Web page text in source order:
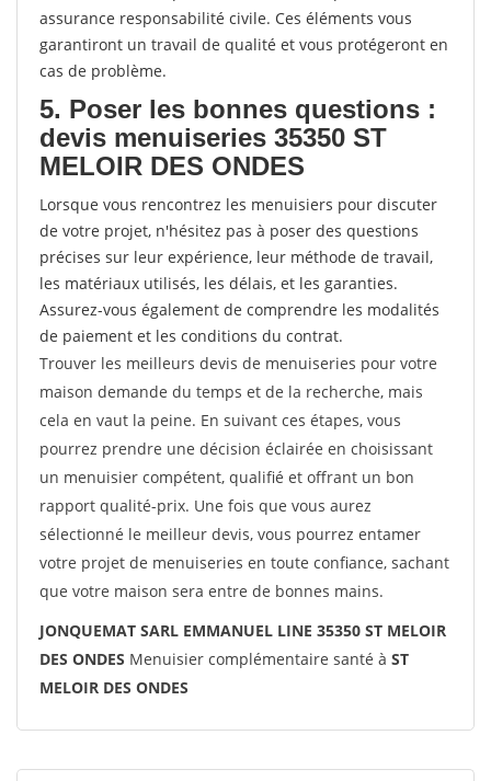
assurance responsabilité civile. Ces éléments vous
garantiront un travail de qualité et vous protégeront en
cas de problème.
5. Poser les bonnes questions :
devis menuiseries 35350 ST
MELOIR DES ONDES
Lorsque vous rencontrez les menuisiers pour discuter
de votre projet, n'hésitez pas à poser des questions
précises sur leur expérience, leur méthode de travail,
les matériaux utilisés, les délais, et les garanties.
Assurez-vous également de comprendre les modalités
de paiement et les conditions du contrat.
Trouver les meilleurs devis de menuiseries pour votre
maison demande du temps et de la recherche, mais
cela en vaut la peine. En suivant ces étapes, vous
pourrez prendre une décision éclairée en choisissant
un menuisier compétent, qualifié et offrant un bon
rapport qualité-prix. Une fois que vous aurez
sélectionné le meilleur devis, vous pourrez entamer
votre projet de menuiseries en toute confiance, sachant
que votre maison sera entre de bonnes mains.
JONQUEMAT SARL EMMANUEL LINE 35350 ST MELOIR
DES ONDES Menuisier complémentaire santé à ST
MELOIR DES ONDES